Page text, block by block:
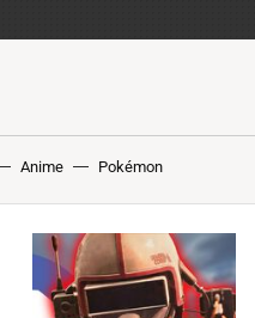
Anime Pokémon